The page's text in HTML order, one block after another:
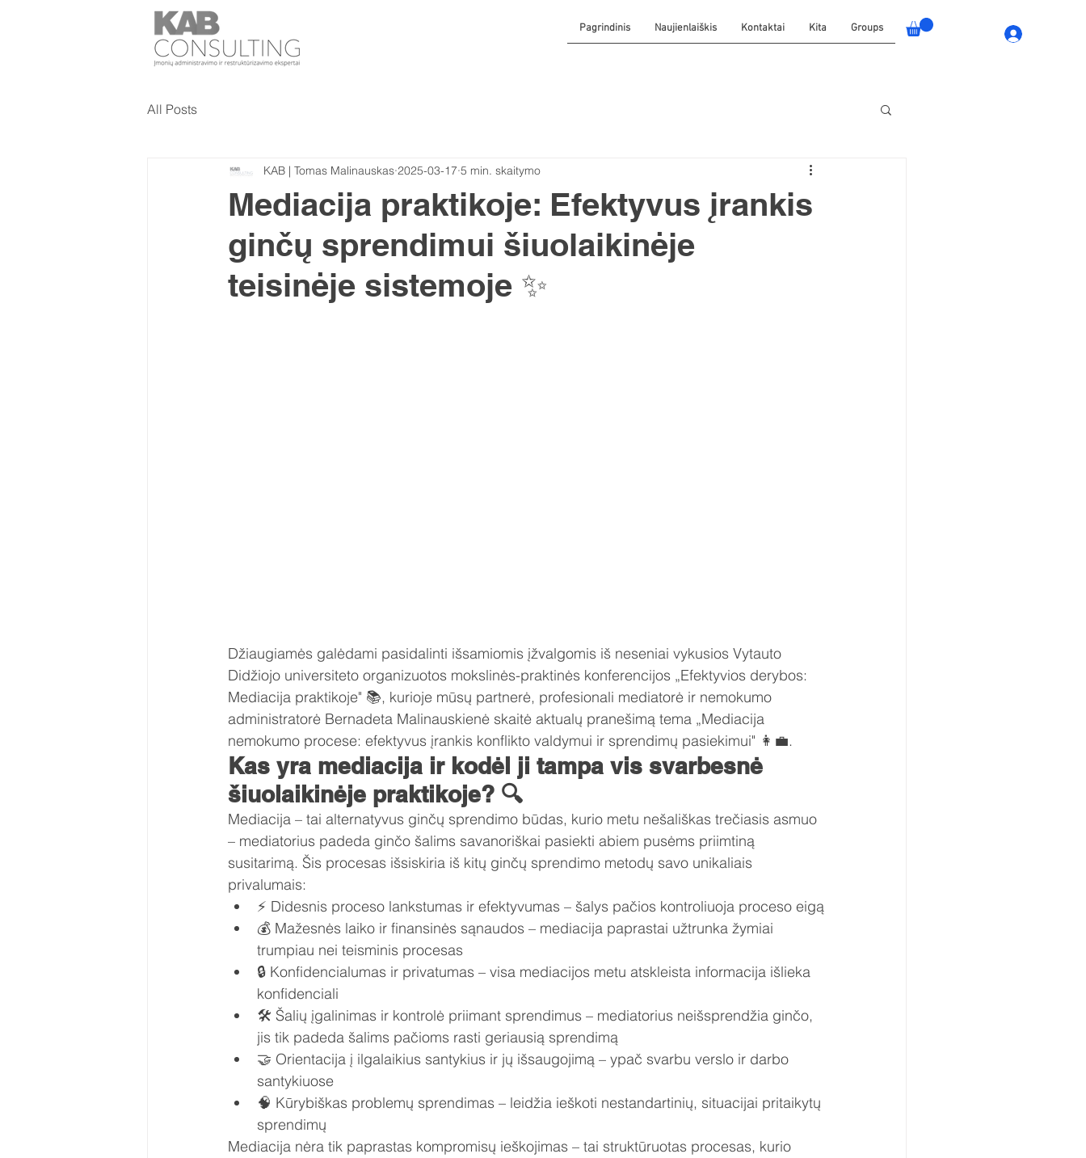
Pagrindinis Naujienlaiškis Kontaktai Kita Groups
All Posts
Mediacija praktikoje: Efektyvus įrankis
ginčų sprendimui šiuolaikinėje
teisinėje sistemoje ✨
KAB | Tomas Malinauskas 2025-03-17 5 min. skaitymo
Džiaugiamės galėdami pasidalinti išsamiomis įžvalgomis iš neseniai vykusios Vytauto
Didžiojo universiteto organizuotos mokslinės-praktinės konferencijos „Efektyvios derybos:
Mediacija praktikoje" 📚, kurioje mūsų partnerė, profesionali mediatorė ir nemokumo
administratorė Bernadeta Malinauskienė skaitė aktualų pranešimą tema „Mediacija
nemokumo procese: efektyvus įrankis konflikto valdymui ir sprendimų pasiekimui" 👩‍💼.
Kas yra mediacija ir kodėl ji tampa vis svarbesnė
šiuolaikinėje praktikoje? 🔍
Mediacija – tai alternatyvus ginčų sprendimo būdas, kurio metu nešališkas trečiasis asmuo
– mediatorius padeda ginčo šalims savanoriškai pasiekti abiem pusėms priimtiną
susitarimą. Šis procesas išsiskiria iš kitų ginčų sprendimo metodų savo unikaliais
privalumais:
⚡ Didesnis proceso lankstumas ir efektyvumas – šalys pačios kontroliuoja proceso eigą
💰 Mažesnės laiko ir finansinės sąnaudos – mediacija paprastai užtrunka žymiai
trumpiau nei teisminis procesas
🔒 Konfidencialumas ir privatumas – visa mediacijos metu atskleista informacija išlieka
konfidenciali
🛠️ Šalių įgalinimas ir kontrolė priimant sprendimus – mediatorius neišsprendžia ginčo,
jis tik padeda šalims pačioms rasti geriausią sprendimą
🤝 Orientacija į ilgalaikius santykius ir jų išsaugojimą – ypač svarbu verslo ir darbo
santykiuose
🧠 Kūrybiškas problemų sprendimas – leidžia ieškoti nestandartinių, situacijai pritaikytų
sprendimų
Mediacija nėra tik paprastas kompromisų ieškojimas – tai struktūruotas procesas, kurio